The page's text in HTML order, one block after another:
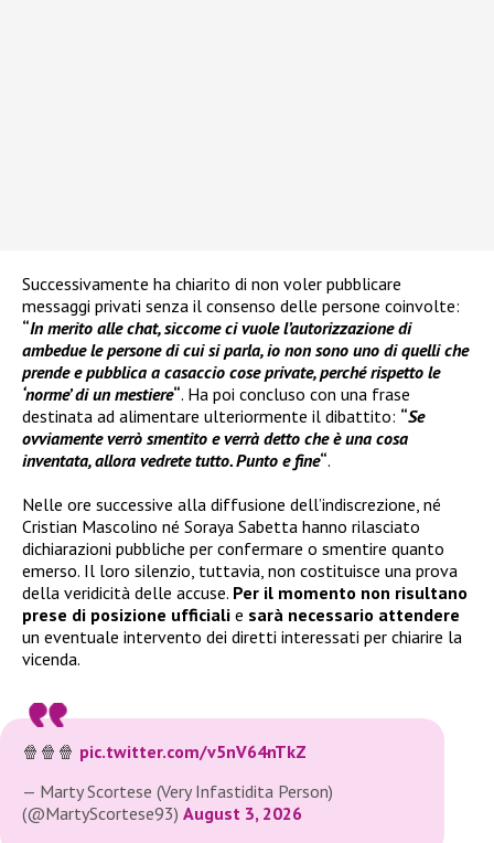
Successivamente ha chiarito di non voler pubblicare
messaggi privati senza il consenso delle persone coinvolte:
“In merito alle chat, siccome ci vuole l’autorizzazione di
ambedue le persone di cui si parla, io non sono uno di quelli che
prende e pubblica a casaccio cose private, perché rispetto le
‘norme’ di un mestiere“. Ha poi concluso con una frase
destinata ad alimentare ulteriormente il dibattito: “Se
ovviamente verrò smentito e verrà detto che è una cosa
inventata, allora vedrete tutto. Punto e fine“.
Nelle ore successive alla diffusione dell’indiscrezione, né
Cristian Mascolino né Soraya Sabetta hanno rilasciato
dichiarazioni pubbliche per confermare o smentire quanto
emerso. Il loro silenzio, tuttavia, non costituisce una prova
della veridicità delle accuse. Per il momento non risultano
prese di posizione ufficiali e sarà necessario attendere
un eventuale intervento dei diretti interessati per chiarire la
vicenda.
🍿🍿🍿 pic.twitter.com/v5nV64nTkZ
— Marty Scortese (Very Infastidita Person)
(@MartyScortese93) August 3, 2026